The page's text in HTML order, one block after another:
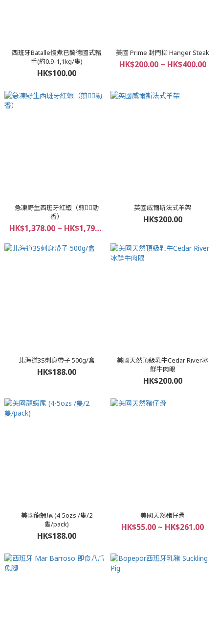
西班牙Batalle慢煮已醃德國式豬
手(約0.9-1,1kg/隻)
HK$100.00
美國 Prime 封門柳 Hanger Steak
HK$200.00 ~ HK$400.00
急凍野生西班牙紅蝦（煎👍🏻勁
香）
HK$1,378.00 ~ HK$1,798.00
英國威爾斯法式羊架
HK$200.00
北海道3S刺身帶子 500g/盒
HK$188.00
美國天然頂級乳牛Cedar River冰
鮮牛肉眼
HK$200.00
美國龍蝦尾 (4-5ozs /隻/2
隻/pack)
HK$188.00
美國天然豬仔骨
HK$55.00 ~ HK$261.00